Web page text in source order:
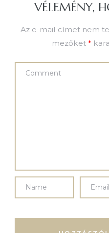
VÉLEMÉNY,
Az e-mail címet nem
mezőket *